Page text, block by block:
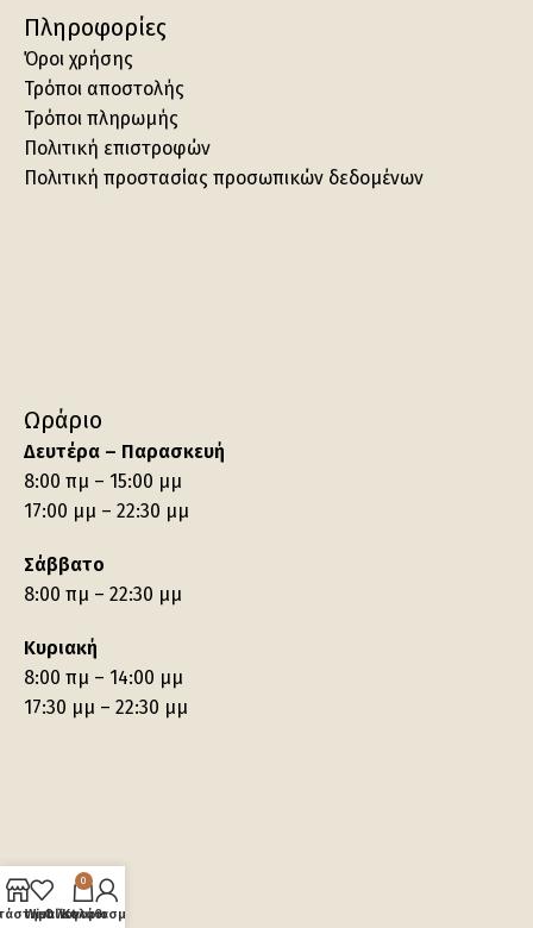
Πληροφορίες
Όροι χρήσης
Τρόποι αποστολής
Τρόποι πληρωμής
Πολιτική επιστροφών
Πολιτική προστασίας προσωπικών δεδομένων
Ωράριο
Δευτέρα – Παρασκευή
8:00 πμ – 15:00 μμ
17:00 μμ – 22:30 μμ
Σάββατο
8:00 πμ – 22:30 μμ
Κυριακή
8:00 πμ – 14:00 μμ
17:30 μμ – 22:30 μμ
Wishlist
0
Καλάθι
Ο λογαριασμός μου